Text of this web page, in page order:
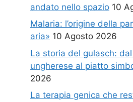
andato nello spazio 10
Malaria: l’origine della
aria» 10 Agosto 2026
La storia del gulasch:
ungherese al piatto
2026
La terapia genica che